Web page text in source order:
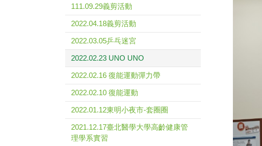
111.09.29義剪活動
2022.04.18義剪活動
2022.03.05乒乓迷宮
2022.02.23 UNO UNO
2022.02.16 復能運動彈力帶
2022.02.10 復能運動
2022.01.12東明小夜市-套圈圈
2021.12.17臺北醫學大學高齡健康管
理學系實習